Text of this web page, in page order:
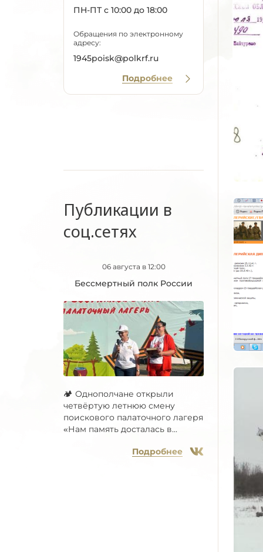
ПН-ПТ с 10:00 до 18:00
Обращения по электронному
адресу:
1945poisk@polkrf.ru
Подробнее
Публикации в
соц.сетях
06 августа в 12:00
Бессмертный полк России
🏕 Однополчане открыли
четвёртую летнюю смену
поискового палаточного лагеря
«Нам память досталась в...
Подробнее